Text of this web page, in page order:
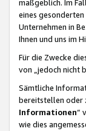
maßgeblich. Im
eines
Unternehmen in
Ihnen und uns im
Für die Zwecke
von „jedoch nicht
Sämtliche
bereitstellen oder
Informationen“
wie dies